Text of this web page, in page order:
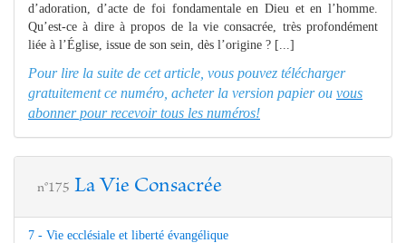
d’adoration, d’acte de foi fondamentale en Dieu et en l’homme.
Qu’est-ce à dire à propos de la vie consacrée, très profondément
liée à l’Église, issue de son sein, dès l’origine ? [...]
Pour lire la suite de cet article, vous pouvez télécharger
gratuitement ce numéro, acheter la version papier ou vous
abonner pour recevoir tous les numéros!
n°175 La Vie Consacrée
7 - Vie ecclésiale et liberté évangélique